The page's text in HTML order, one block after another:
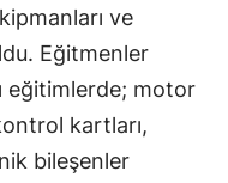
ve
Eğitmenler
eğitimlerde; motor
kartları,
bileşenler